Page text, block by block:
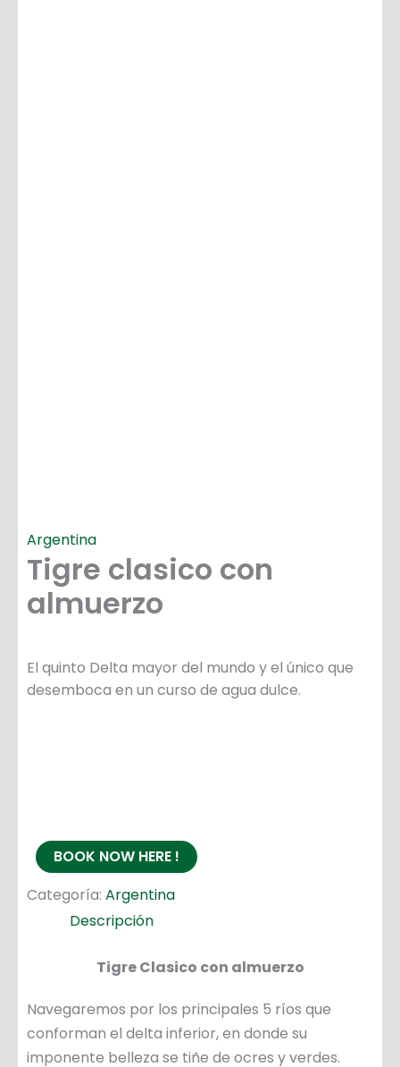
Argentina
Tigre clasico con
almuerzo
El quinto Delta mayor del mundo y el único que
desemboca en un curso de agua dulce.
BOOK NOW HERE !
Categoría: Argentina
Descripción
Tigre Clasico con almuerzo
Navegaremos por los principales 5 ríos que
conforman el delta inferior, en donde su
imponente belleza se tiñe de ocres y verdes.